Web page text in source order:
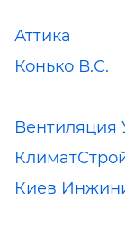
Аттика
Конько В.С.
Вентиляция
Киев